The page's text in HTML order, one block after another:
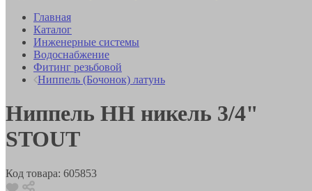
Главная
Каталог
Инженерные системы
Водоснабжение
Фитинг резьбовой
Ниппель (Бочонок) латунь
Ниппель HH никель 3/4"
STOUT
Код товара: 605853